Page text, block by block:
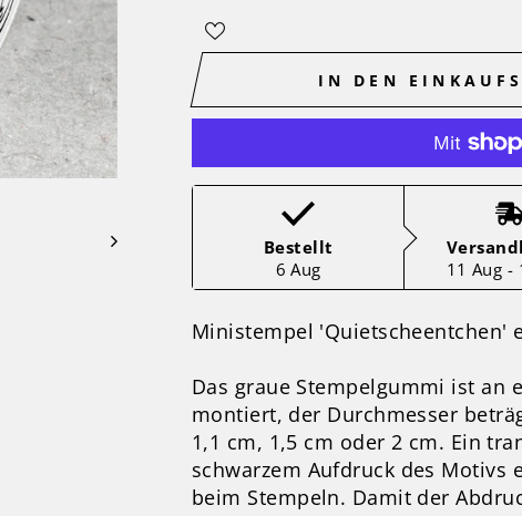
IN DEN
Bestellt
6 Aug
11 Aug -
Ministempel 'Quietscheentchen'
Das graue Stempelgummi ist an
montiert, der Durchmesser
1,1 cm, 1,5 cm oder 2 cm. Ein
schwarzem Aufdruck des
beim Stempeln. Damit der